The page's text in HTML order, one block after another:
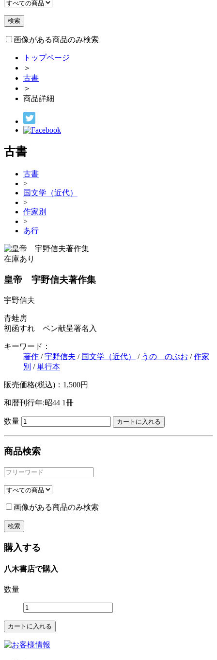
画像がある商品のみ検索
トップページ
＞
古書
＞
商品詳細
古書
古書
>
国文学（近代）
>
作家別
>
あ行
在庫あり
皇帝 宇野信夫著作集
宇野信夫
青蛙房
初函すれ ペン献呈署名入
キーワード：
著作 /宇野信夫 / 国文学（近代） / うの のぶお /作家
別 /単行本
販売価格(税込)：1,500円
和暦刊行年:昭44 1冊
数量
商品検索
画像がある商品のみ検索
購入する
八木書店で購入
数量